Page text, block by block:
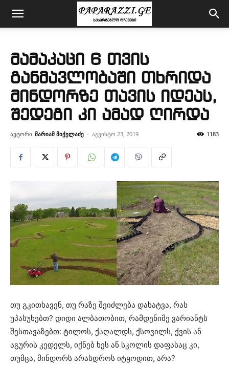
მამაკაცი 6 თვის
განმავლობაში თხრიდა
მინდორზე თავის იდეას,
შედეგი კი ამად ღირდა
ავტორი მარიამ მიქელაძე - აგვისტო 23, 2019 1183
თუ გკითხავენ, თუ რაზე შეიძლება დახატვა, რას
უპასუხებთ? დიდი ალბათობით, რამდენიმე ვარიანტს
შესთავაზებთ: ტილოს, ქაღალდს, ქსოვილს, ქვის ან
აგურის კედელს, იქნებ ხეს ან სკოლის დაფასაც კი,
თუმცა, მინდორს არასდროს იტყოდით, არა?